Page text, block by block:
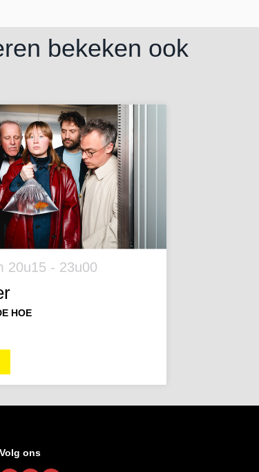
bekeken ook
HOE
20u15 - 23u00
Volg ons